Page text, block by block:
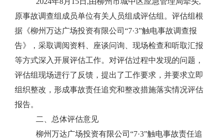
原事故调查组成员单位有关人员组成评估组。评估组根
据《柳州万达广场投资有限公司“7·3”触电事故调查报
告》，采取调阅资料、座谈问询、现场检查和听取汇报
等方式深入开展评估工作。对评估过程中发现的问题，
评估组现场进行了反馈，提出了工作要求，并要求立即
组织整改，形成事故责任追究和整改措施落实情况评估
报告。
二、 总体评估意见
柳州万达广场投资有限公司“7·3”触电事故责任追